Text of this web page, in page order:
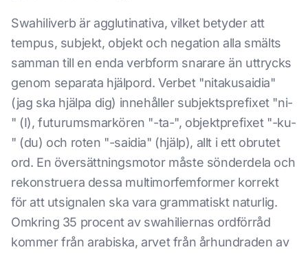
Swahiliverb är agglutinativa, vilket betyder att
tempus, subjekt, objekt och negation alla smälts
samman till en enda verbform snarare än uttrycks
genom separata hjälpord. Verbet "nitakusaidia"
(jag ska hjälpa dig) innehåller subjektsprefixet "ni-
" (I), futurumsmarkören "-ta-", objektprefixet "-ku-
" (du) och roten "-saidia" (hjälp), allt i ett obrutet
ord. En översättningsmotor måste sönderdela och
rekonstruera dessa multimorfemformer korrekt
för att utsignalen ska vara grammatiskt naturlig.
Omkring 35 procent av swahiliernas ordförråd
kommer från arabiska, arvet från århundraden av